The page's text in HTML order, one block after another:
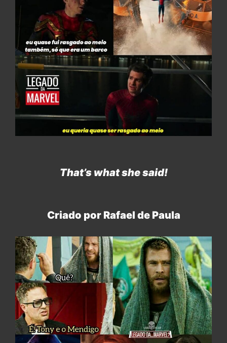
That’s whatshe said!
Criado por Rafael de Paula